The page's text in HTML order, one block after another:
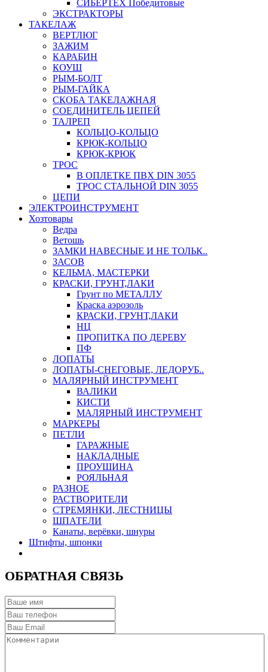
СИБЕРТЕХ Победитовые
ЭКСТРАКТОРЫ
ТАКЕЛАЖ
ВЕРТЛЮГ
ЗАЖИМ
КАРАБИН
КОУШ
РЫМ-БОЛТ
РЫМ-ГАЙКА
СКОБА ТАКЕЛАЖНАЯ
СОЕДИНИТЕЛЬ ЦЕПЕЙ
ТАЛРЕП
КОЛЬЦО-КОЛЬЦО
КРЮК-КОЛЬЦО
КРЮК-КРЮК
ТРОС
В ОПЛЕТКЕ ПВХ DIN 3055
ТРОС СТАЛЬНОЙ DIN 3055
ЦЕПИ
ЭЛЕКТРОИНСТРУМЕНТ
Хозтовары
Ведра
Ветошь
ЗАМКИ НАВЕСНЫЕ И НЕ ТОЛЬК..
ЗАСОВ
КЕЛЬМА, МАСТЕРКИ
КРАСКИ, ГРУНТ,ЛАКИ
Грунт по МЕТАЛЛУ
Краска аэрозоль
КРАСКИ, ГРУНТ,ЛАКИ
НЦ
ПРОПИТКА ПО ДЕРЕВУ
ПФ
ЛОПАТЫ
ЛОПАТЫ-СНЕГОВЫЕ, ЛЕДОРУБ..
МАЛЯРНЫЙ ИНСТРУМЕНТ
ВАЛИКИ
КИСТИ
МАЛЯРНЫЙ ИНСТРУМЕНТ
МАРКЕРЫ
ПЕТЛИ
ГАРАЖНЫЕ
НАКЛАДНЫЕ
ПРОУШИНА
РОЯЛЬНАЯ
РАЗНОЕ
РАСТВОРИТЕЛИ
СТРЕМЯНКИ, ЛЕСТНИЦЫ
ШПАТЕЛИ
Канаты, верёвки, шнуры
Штифты, шпонки
ОБРАТНАЯ СВЯЗЬ